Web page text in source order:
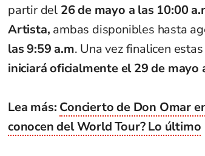
partir del 26 de mayo a las 10:00
Artista, ambas disponibles hasta
las 9:59 a.m. Una vez finalicen
iniciará oficialmente el 29 de mayo
Lea más: Concierto de Don Omar
conocen del World Tour? Lo último